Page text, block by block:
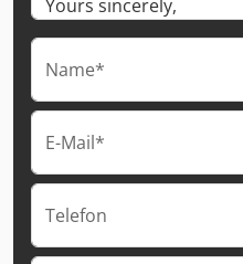
Name*
E-Mail*
Telefon